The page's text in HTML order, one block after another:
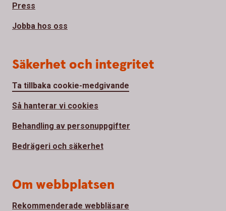
Press
Jobba hos oss
Säkerhet och integritet
Ta tillbaka cookie-medgivande
Så hanterar vi cookies
Behandling av personuppgifter
Bedrägeri och säkerhet
Om webbplatsen
Rekommenderade webbläsare